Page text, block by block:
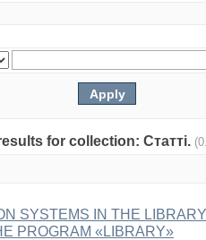
for collection: Статті.
SYSTEMS IN THE
PROGRAM «LIBRARY»